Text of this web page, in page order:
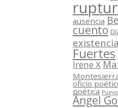
ausencia
cuento
existencia
Fuertes
Irene X
oficio
poética Pueyo
Ángel